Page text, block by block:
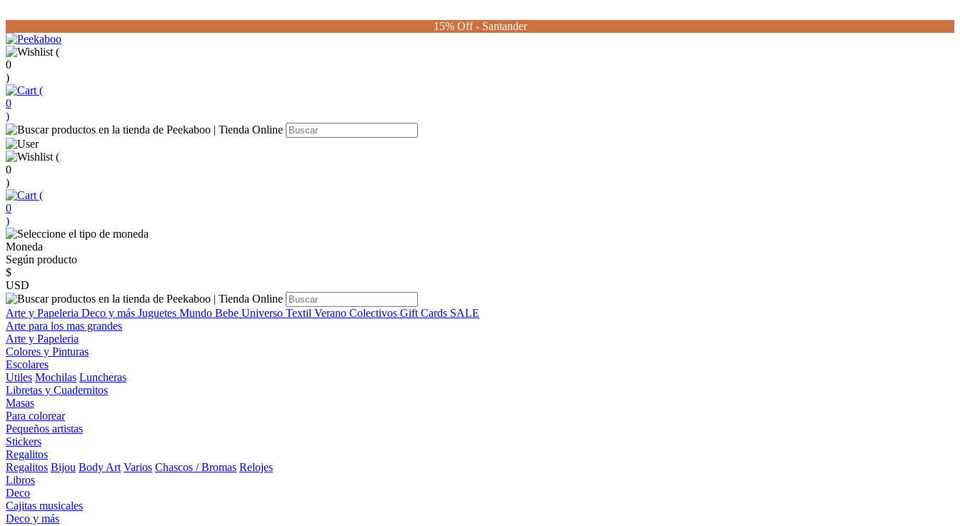
15% Off - Santander
(
0
)
(
0
)
(
0
)
(
0
)
Moneda
Según producto
$
USD
Arte y Papeleria Deco y más Juguetes Mundo Bebe Universo Textil Verano Colectivos Gift Cards SALE
Arte para los mas grandes
Arte y Papeleria
Colores y Pinturas
Escolares
Utiles Mochilas Luncheras
Libretas y Cuadernitos
Masas
Para colorear
Pequeños artistas
Stickers
Regalitos
Regalitos Bijou Body Art Varios Chascos / Bromas Relojes
Libros
Deco
Cajitas musicales
Deco y más